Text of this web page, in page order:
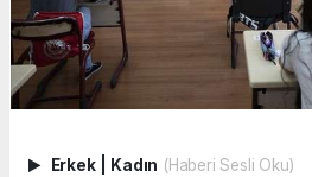
Erkek Kadın (Haberi Sesli Oku)